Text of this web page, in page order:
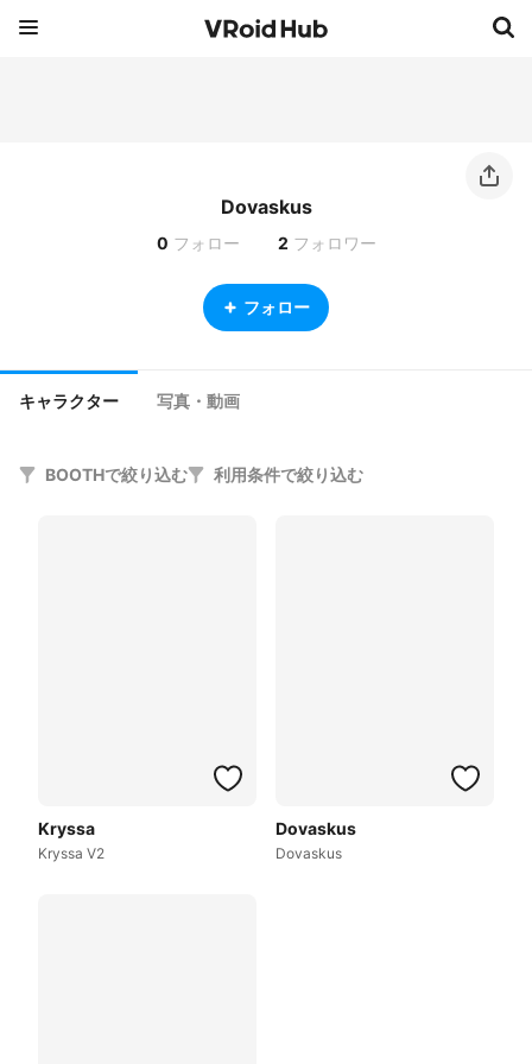
Dovaskus
0 フォロー 2 フォロワー
フォロー
キャラクター 写真・動画
BOOTHで絞り込む 利用条件で絞り込む
Kryssa
Kryssa V2
Dovaskus
Dovaskus